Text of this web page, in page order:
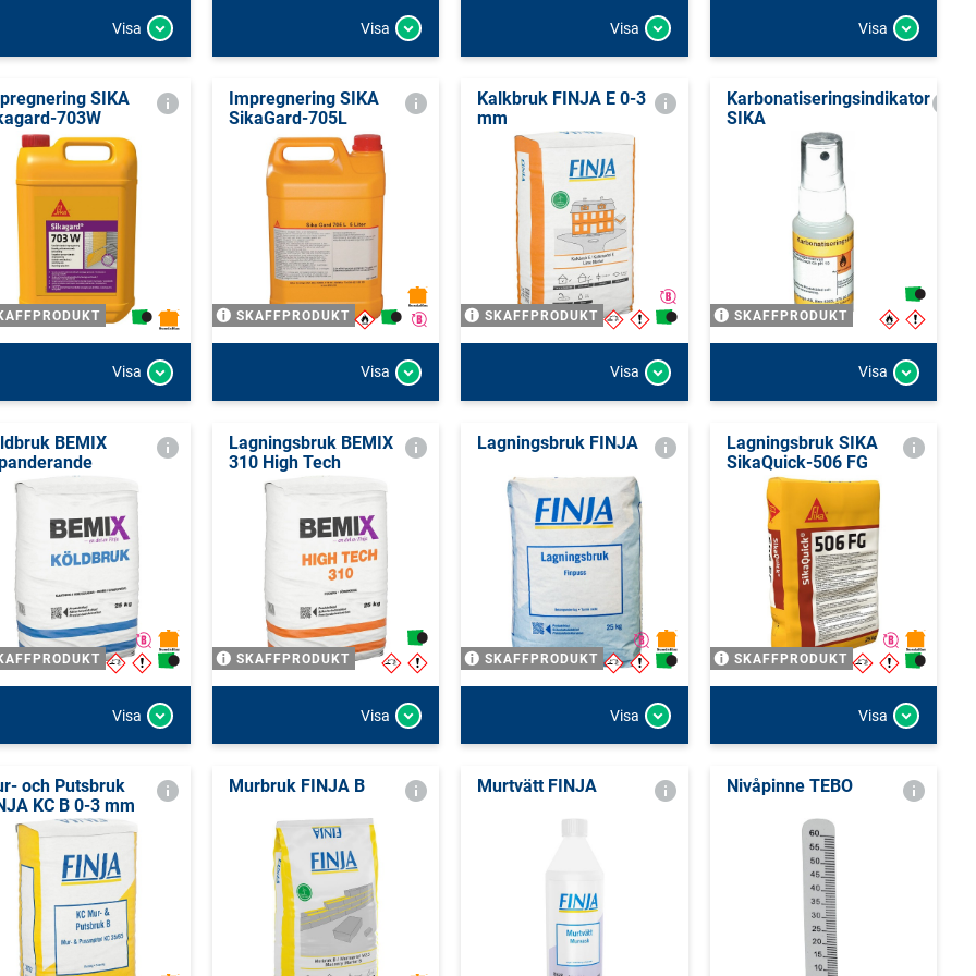
Visa Visa Visa Visa
SIKA
703W
Visa
Impregnering SIKA
SikaGard-705L
SKAFFPRODUKT
Visa
Kalkbruk FINJA E 0-3
mm
SKAFFPRODUKT
Visa
Karbonatiseringsindikator
SIKA
SKAFFPRODUKT
Visa
BEMIX
Visa
Lagningsbruk BEMIX
310 High Tech
SKAFFPRODUKT
Visa
Lagningsbruk FINJA
SKAFFPRODUKT
Visa
Lagningsbruk SIKA
SikaQuick-506 FG
SKAFFPRODUKT
Visa
och Putsbruk
KC B 0-3 mm
Murbruk FINJA B Murtvätt FINJA Nivåpinne TEBO